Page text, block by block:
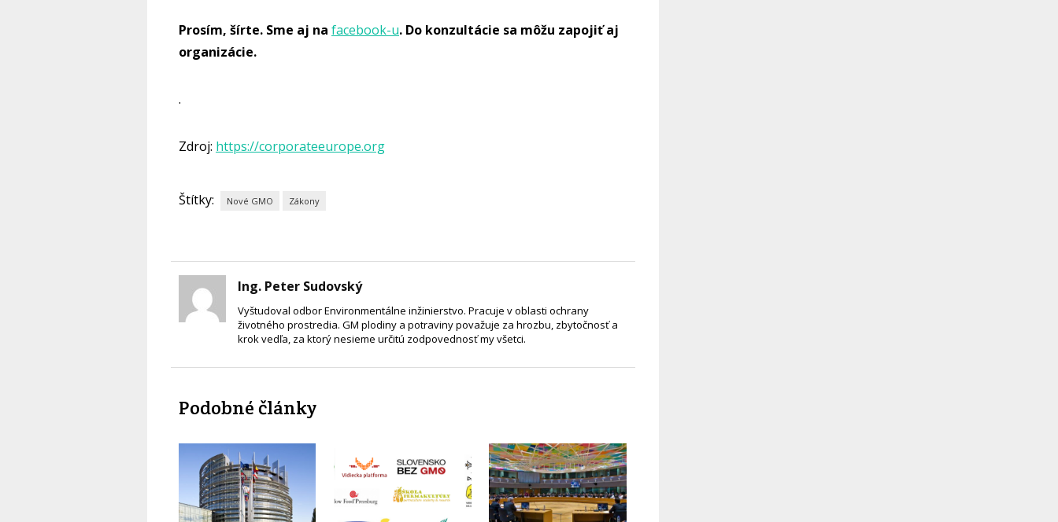
Prosím, šírte. Sme aj na facebook-u. Do konzultácie sa môžu zapojiť aj
organizácie.
.
Zdroj: https://corporateeurope.org
Štítky: Nové GMO Zákony
Ing. Peter Sudovský
Vyštudoval odbor Environmentálne inžinierstvo. Pracuje v oblasti ochrany
životného prostredia. GM plodiny a potraviny považuje za hrozbu, zbytočnosť a
krok vedľa, za ktorý nesieme určitú zodpovednosť my všetci.
Podobné články